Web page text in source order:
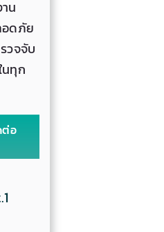
น
อดภัย
วจจับ
นทุก
ต่อ